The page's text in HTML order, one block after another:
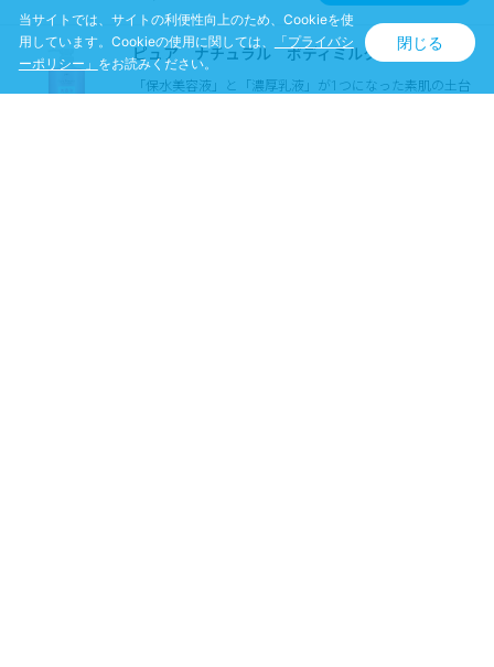
ピュア ナチュラル ボディミルク Ｌ
「保水美容液」と「濃厚乳液」が1つになった素肌の土台
当サイトでは、サイトの利便性向上のため、Cookieを使
用しています。Cookieの使用に関しては、
「プライバシ
ーポリシー」 をお読みください。
閉じる